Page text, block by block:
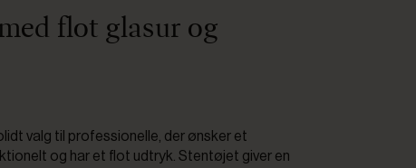
flot glasur og
valg til professionelle, der ønsker et
og har et flot udtryk. Stentøjet giver en